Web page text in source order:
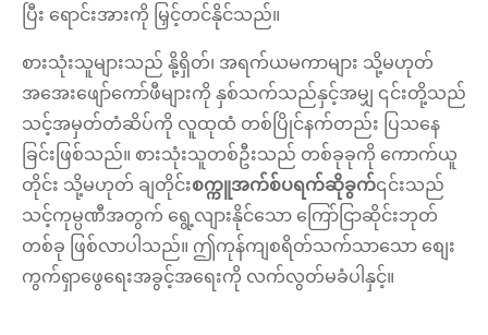
ပြီး ရောင်းအားကို မြှင့်တင်နိုင်သည်။
စားသုံးသူများသည် နို့ရှိတ်၊ အရက်ယမကာများ သို့မဟုတ်
အအေးဖျော်ကော်ဖီများကို နှစ်သက်သည်နှင့်အမျှ ၎င်းတို့သည်
သင့်အမှတ်တံဆိပ်ကို လူထုထံ တစ်ပြိုင်နက်တည်း ပြသနေ
ခြင်းဖြစ်သည်။ စားသုံးသူတစ်ဦးသည် တစ်ခုခုကို ကောက်ယူ
တိုင်း သို့မဟုတ် ချတိုင်းစက္ကူအက်စ်ပရက်ဆိုခွက်၎င်းသည်
သင့်ကုမ္ပဏီအတွက် ရွေ့လျားနိုင်သော ကြော်ငြာဆိုင်းဘုတ်
တစ်ခု ဖြစ်လာပါသည်။ ဤကုန်ကျစရိတ်သက်သာသော စျေး
ကွက်ရှာဖွေရေးအခွင့်အရေးကို လက်လွတ်မခံပါနှင့်။